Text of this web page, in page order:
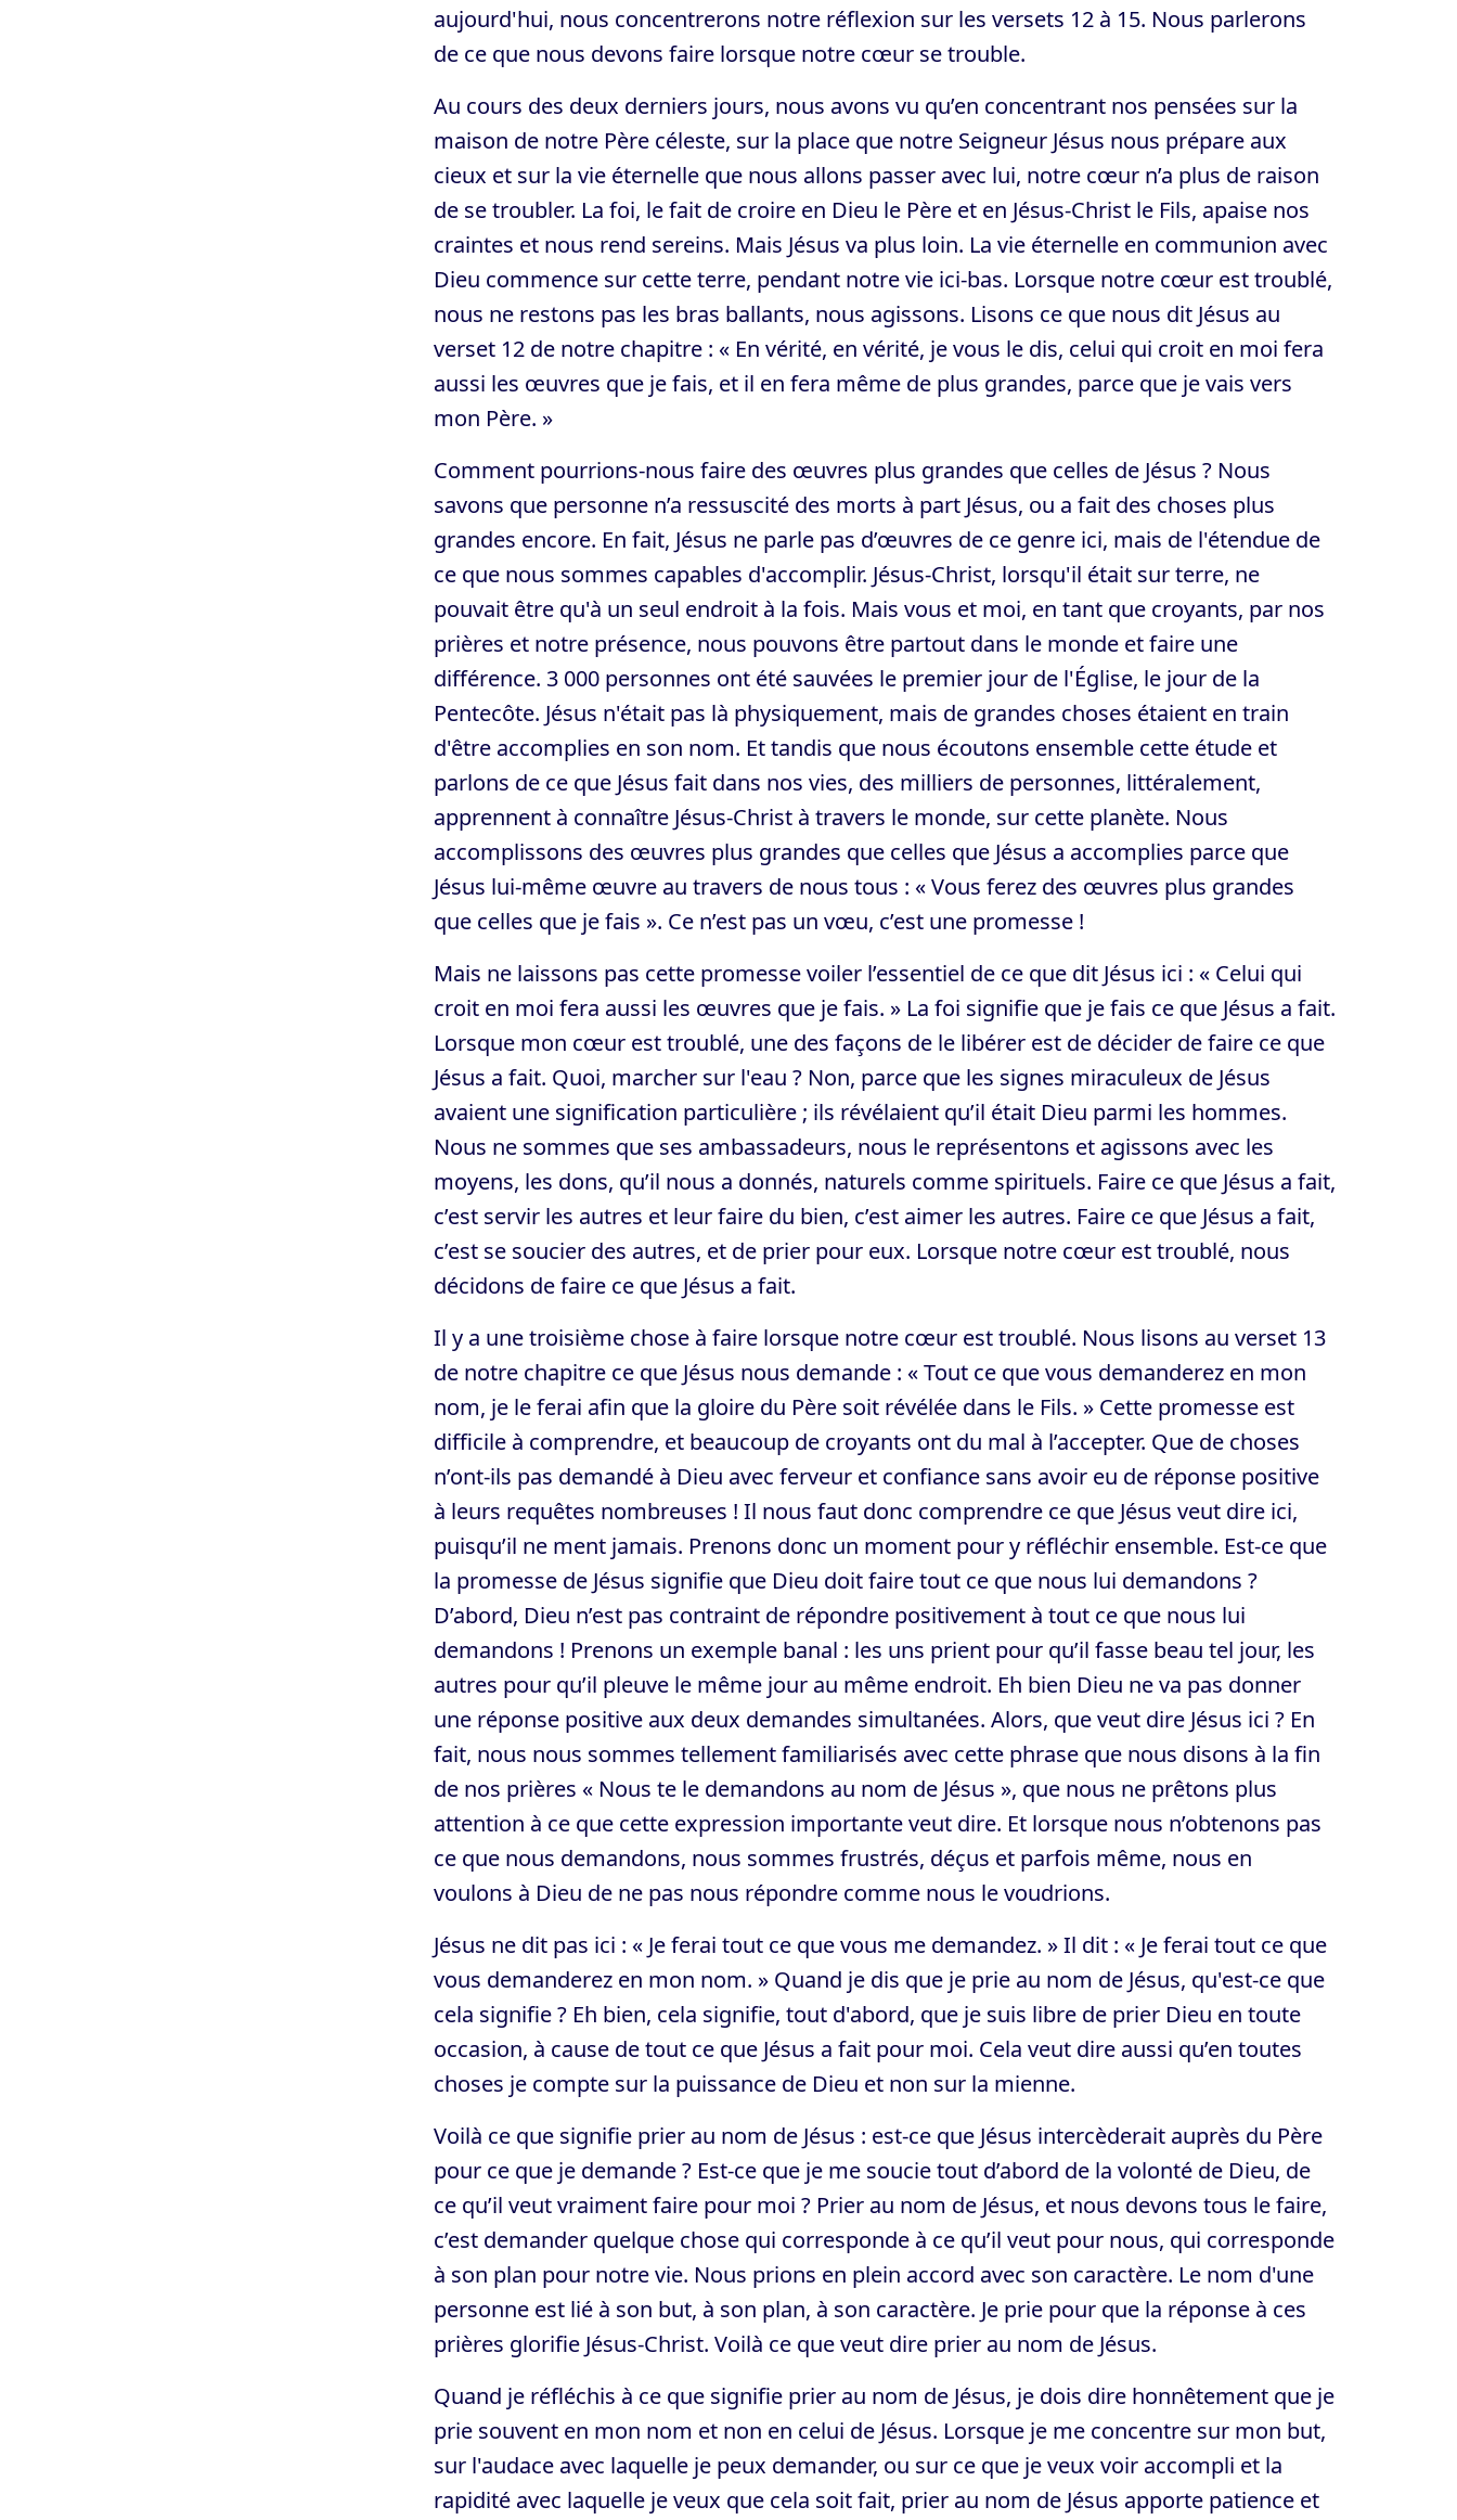
aujourd'hui, nous concentrerons notre réflexion sur les versets 12 à 15. Nous parlerons
de ce que nous devons faire lorsque notre cœur se trouble.
Au cours des deux derniers jours, nous avons vu qu’en concentrant nos pensées sur la
maison de notre Père céleste, sur la place que notre Seigneur Jésus nous prépare aux
cieux et sur la vie éternelle que nous allons passer avec lui, notre cœur n’a plus de raison
de se troubler. La foi, le fait de croire en Dieu le Père et en Jésus-Christ le Fils, apaise nos
craintes et nous rend sereins. Mais Jésus va plus loin. La vie éternelle en communion avec
Dieu commence sur cette terre, pendant notre vie ici-bas. Lorsque notre cœur est troublé,
nous ne restons pas les bras ballants, nous agissons. Lisons ce que nous dit Jésus au
verset 12 de notre chapitre : « En vérité, en vérité, je vous le dis, celui qui croit en moi fera
aussi les œuvres que je fais, et il en fera même de plus grandes, parce que je vais vers
mon Père. »
Comment pourrions-nous faire des œuvres plus grandes que celles de Jésus ? Nous
savons que personne n’a ressuscité des morts à part Jésus, ou a fait des choses plus
grandes encore. En fait, Jésus ne parle pas d’œuvres de ce genre ici, mais de l'étendue de
ce que nous sommes capables d'accomplir. Jésus-Christ, lorsqu'il était sur terre, ne
pouvait être qu'à un seul endroit à la fois. Mais vous et moi, en tant que croyants, par nos
prières et notre présence, nous pouvons être partout dans le monde et faire une
différence. 3 000 personnes ont été sauvées le premier jour de l'Église, le jour de la
Pentecôte. Jésus n'était pas là physiquement, mais de grandes choses étaient en train
d'être accomplies en son nom. Et tandis que nous écoutons ensemble cette étude et
parlons de ce que Jésus fait dans nos vies, des milliers de personnes, littéralement,
apprennent à connaître Jésus-Christ à travers le monde, sur cette planète. Nous
accomplissons des œuvres plus grandes que celles que Jésus a accomplies parce que
Jésus lui-même œuvre au travers de nous tous : « Vous ferez des œuvres plus grandes
que celles que je fais ». Ce n’est pas un vœu, c’est une promesse !
Mais ne laissons pas cette promesse voiler l’essentiel de ce que dit Jésus ici : « Celui qui
croit en moi fera aussi les œuvres que je fais. » La foi signifie que je fais ce que Jésus a fait.
Lorsque mon cœur est troublé, une des façons de le libérer est de décider de faire ce que
Jésus a fait. Quoi, marcher sur l'eau ? Non, parce que les signes miraculeux de Jésus
avaient une signification particulière ; ils révélaient qu’il était Dieu parmi les hommes.
Nous ne sommes que ses ambassadeurs, nous le représentons et agissons avec les
moyens, les dons, qu’il nous a donnés, naturels comme spirituels. Faire ce que Jésus a fait,
c’est servir les autres et leur faire du bien, c’est aimer les autres. Faire ce que Jésus a fait,
c’est se soucier des autres, et de prier pour eux. Lorsque notre cœur est troublé, nous
décidons de faire ce que Jésus a fait.
Il y a une troisième chose à faire lorsque notre cœur est troublé. Nous lisons au verset 13
de notre chapitre ce que Jésus nous demande : « Tout ce que vous demanderez en mon
nom, je le ferai afin que la gloire du Père soit révélée dans le Fils. » Cette promesse est
difficile à comprendre, et beaucoup de croyants ont du mal à l’accepter. Que de choses
n’ont-ils pas demandé à Dieu avec ferveur et confiance sans avoir eu de réponse positive
à leurs requêtes nombreuses ! Il nous faut donc comprendre ce que Jésus veut dire ici,
puisqu’il ne ment jamais. Prenons donc un moment pour y réfléchir ensemble. Est-ce que
la promesse de Jésus signifie que Dieu doit faire tout ce que nous lui demandons ?
D’abord, Dieu n’est pas contraint de répondre positivement à tout ce que nous lui
demandons ! Prenons un exemple banal : les uns prient pour qu’il fasse beau tel jour, les
autres pour qu’il pleuve le même jour au même endroit. Eh bien Dieu ne va pas donner
une réponse positive aux deux demandes simultanées. Alors, que veut dire Jésus ici ? En
fait, nous nous sommes tellement familiarisés avec cette phrase que nous disons à la fin
de nos prières « Nous te le demandons au nom de Jésus », que nous ne prêtons plus
attention à ce que cette expression importante veut dire. Et lorsque nous n’obtenons pas
ce que nous demandons, nous sommes frustrés, déçus et parfois même, nous en
voulons à Dieu de ne pas nous répondre comme nous le voudrions.
Jésus ne dit pas ici : « Je ferai tout ce que vous me demandez. » Il dit : « Je ferai tout ce que
vous demanderez en mon nom. » Quand je dis que je prie au nom de Jésus, qu'est-ce que
cela signifie ? Eh bien, cela signifie, tout d'abord, que je suis libre de prier Dieu en toute
occasion, à cause de tout ce que Jésus a fait pour moi. Cela veut dire aussi qu’en toutes
choses je compte sur la puissance de Dieu et non sur la mienne.
Voilà ce que signifie prier au nom de Jésus : est-ce que Jésus intercèderait auprès du Père
pour ce que je demande ? Est-ce que je me soucie tout d’abord de la volonté de Dieu, de
ce qu’il veut vraiment faire pour moi ? Prier au nom de Jésus, et nous devons tous le faire,
c’est demander quelque chose qui corresponde à ce qu’il veut pour nous, qui corresponde
à son plan pour notre vie. Nous prions en plein accord avec son caractère. Le nom d'une
personne est lié à son but, à son plan, à son caractère. Je prie pour que la réponse à ces
prières glorifie Jésus-Christ. Voilà ce que veut dire prier au nom de Jésus.
Quand je réfléchis à ce que signifie prier au nom de Jésus, je dois dire honnêtement que je
prie souvent en mon nom et non en celui de Jésus. Lorsque je me concentre sur mon but,
sur l'audace avec laquelle je peux demander, ou sur ce que je veux voir accompli et la
rapidité avec laquelle je veux que cela soit fait, prier au nom de Jésus apporte patience et